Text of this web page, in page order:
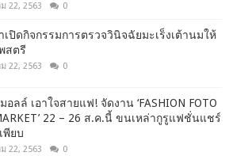
22, 2563 0
เปิดกิจกรรมการตรวจวินิจฉัยมะเร็งเต้านมให้
สตรี
22, 2563 0
อลล์ เอาใจสายแฟ! จัดงาน ‘FASHION FOTO
22 – 26 ส.ค.นี้ ขนเหล่ากูรูแฟชั่นแชร์
พียบ
22, 2563 0